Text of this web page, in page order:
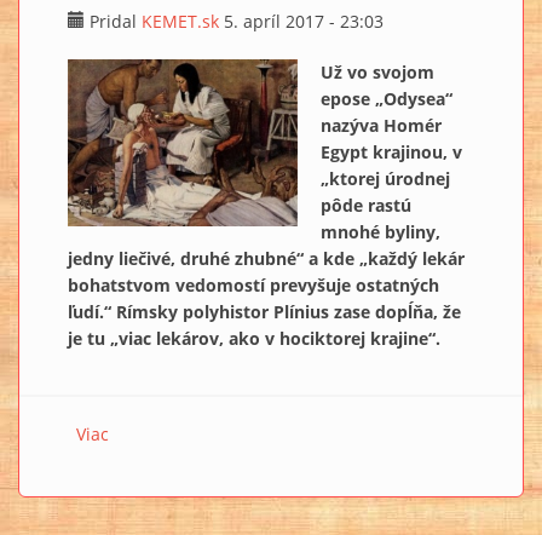
Pridal KEMET.sk 5. apríl 2017 - 23:03
Už vo svojom
epose „Odysea“
nazýva Homér
Egypt krajinou, v
„ktorej úrodnej
pôde rastú
mnohé byliny,
jedny liečivé, druhé zhubné“ a kde „každý lekár
bohatstvom vedomostí prevyšuje ostatných
ľudí.“ Rímsky polyhistor Plínius zase dopĺňa, že
je tu „viac lekárov, ako v hociktorej krajine“.
Viac